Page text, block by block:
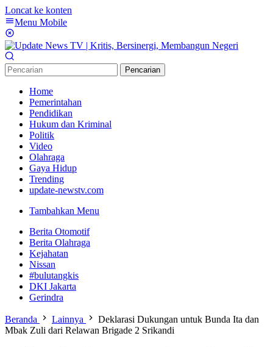
Loncat ke konten
Menu Mobile
Pencarian
Home
Pemerintahan
Pendidikan
Hukum dan Kriminal
Politik
Video
Olahraga
Gaya Hidup
Trending
update-newstv.com
Tambahkan Menu
Berita Otomotif
Berita Olahraga
Kejahatan
Nissan
#bulutangkis
DKI Jakarta
Gerindra
Beranda Lainnya
Deklarasi Dukungan untuk Bunda Ita dan
Mbak Zuli dari Relawan Brigade 2 Srikandi